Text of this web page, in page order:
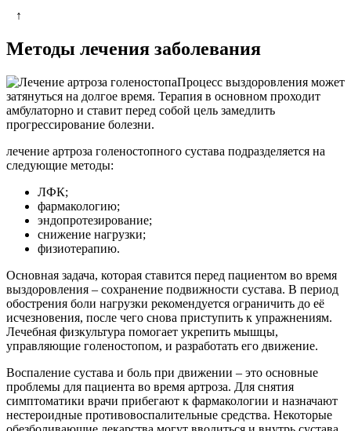
↑
Методы лечения заболевания
Процесс выздоровления может
затянуться на долгое время. Терапия в основном проходит
амбулаторно и ставит перед собой цель замедлить
прогрессирование болезни.
лечение артроза голеностопного сустава подразделяется на
следующие методы:
ЛФК;
фармакологию;
эндопротезирование;
снижение нагрузки;
физиотерапию.
Основная задача, которая ставится перед пациентом во время
выздоровления – сохранение подвижности сустава. В период
обострения боли нагрузки рекомендуется ограничить до её
исчезновения, после чего снова приступить к упражнениям.
Лечебная физкультура помогает укрепить мышцы,
управляющие голеностопом, и разработать его движение.
Воспаление сустава и боль при движении – это основные
проблемы для пациента во время артроза. Для снятия
симптоматики врачи прибегают к фармакологии и назначают
нестероидные противовоспалительные средства. Некоторые